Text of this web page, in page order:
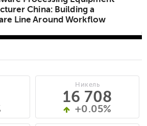
China: Building a
Line Around Workflow
Никель
16 708
+0.05%